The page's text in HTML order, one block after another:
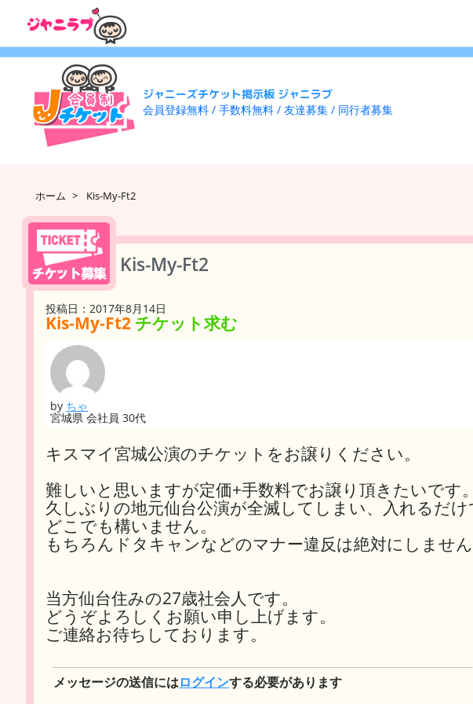
ジャニーズチケット掲示板 ジャニラブ
会員登録無料 / 手数料無料 / 友達募集 / 同行者募集
ホーム > Kis-My-Ft2
Kis-My-Ft2
投稿日：2017年8月14日
Kis-My-Ft2 チケット求む
by ちゃ
宮城県 会社員 30代
キスマイ宮城公演のチケットをお譲りください。
難しいと思いますが定価+手数料でお譲り頂きたいです。
久しぶりの地元仙台公演が全滅してしまい、入れるだ
どこでも構いません。
もちろんドタキャンなどのマナー違反は絶対にしません
当方仙台住みの27歳社会人です。
どうぞよろしくお願い申し上げます。
ご連絡お待ちしております。
メッセージの送信にはログインする必要があります